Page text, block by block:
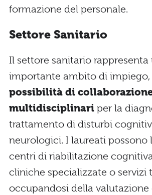
formazione del personale.
Settore Sanitario
Il settore sanitario rappresenta
importante ambito di
possibilità di
multidisciplinari per la
trattamento di disturbi
neurologici. I laureati possono
centri di riabilitazione
cliniche specializzate o servizi
occupandosi della